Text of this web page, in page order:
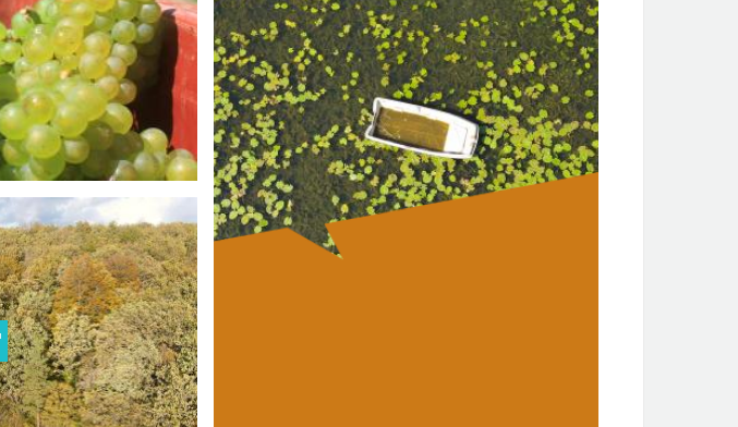
Please note: on routes 125, 127 and 128, during
the school holidays, transport is only available on